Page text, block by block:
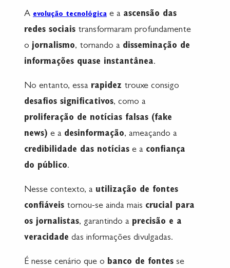
A evolução tecnológica e a ascensão das
redes sociais transformaram profundamente
o jornalismo, tornando a disseminação de
informações quase instantânea.
No entanto, essa rapidez trouxe consigo
desafios significativos, como a
proliferação de notícias falsas (fake
news) e a desinformação, ameaçando a
credibilidade das notícias e a confiança
do público.
Nesse contexto, a utilização de fontes
confiáveis tornou-se ainda mais crucial para
os jornalistas, garantindo a precisão e a
veracidade das informações divulgadas.
É nesse cenário que o banco de fontes se